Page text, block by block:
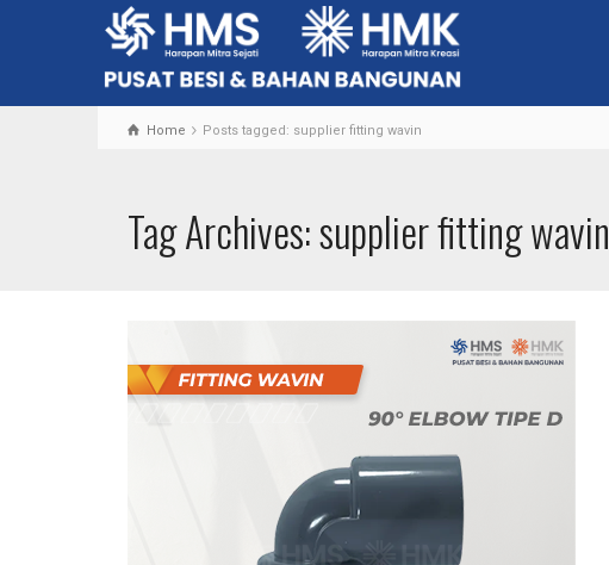
Home Posts tagged: supplier fitting wavin
Tag Archives: supplier fitting wavin